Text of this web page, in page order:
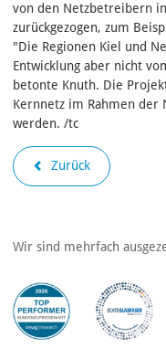
von den Netzbetreibern
zurückgezogen, zum
"Die Regionen Kiel und
Entwicklung aber nicht
betonte Knuth. Die
Kernnetz im Rahmen der
werden. /tc
Zurück
Wir sind mehrfach